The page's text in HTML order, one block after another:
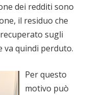
dei redditi sono
il residuo che
sugli
va quindi perduto.
Per questo
motivo può